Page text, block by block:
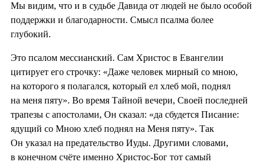
Мы видим, что и в судьбе Давида от людей не было особой
поддержки и благодарности. Смысл псалма более
глубокий.
Это псалом мессианский. Сам Христос в Евангелии
цитирует его строчку: «Даже человек мирный со мною,
на которого я полагался, который ел хлеб мой, поднял
на меня пяту». Во время Тайной вечери, Своей последней
трапезы с апостолами, Он сказал: «да сбудется Писание:
ядущий со Мною хлеб поднял на Меня пяту». Так
Он указал на предательство Иуды. Другими словами,
в конечном счёте именно Христос-Бог тот самый